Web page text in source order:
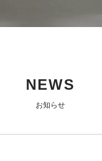
NEWS
お知らせ